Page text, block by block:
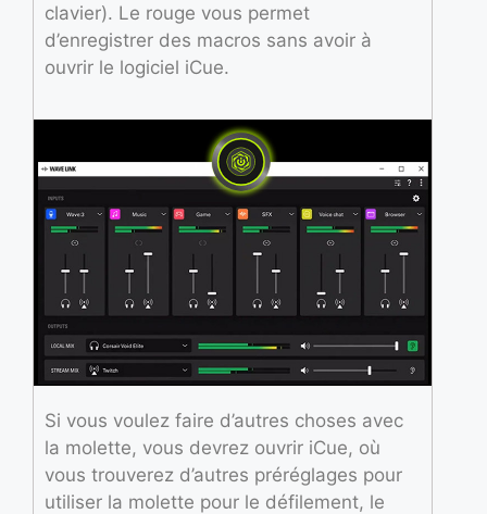
clavier). Le rouge vous permet
d’enregistrer des macros sans avoir à
ouvrir le logiciel iCue.
Si vous voulez faire d’autres choses avec
la molette, vous devrez ouvrir iCue, où
vous trouverez d’autres préréglages pour
utiliser la molette pour le défilement, le